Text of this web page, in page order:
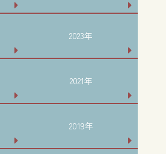
2023年
2021年
2019年